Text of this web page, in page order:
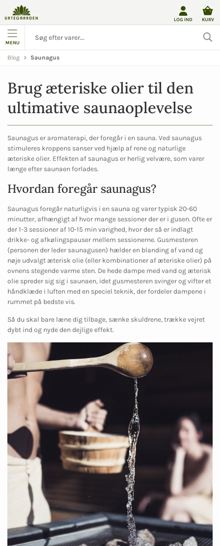
LOG IND KURV
MENU
Blog Saunagus
Brug æteriske olier til den
ultimative saunaoplevelse
Saunagus er aromaterapi, der foregår i en sauna. Ved saunagus
stimuleres kroppens sanser ved hjælp af rene og naturlige
æteriske olier. Effekten af saunagus er herlig velvære, som varer
længe efter saunaen forlades.
Hvordan foregår saunagus?
Saunagus foregår naturligvis i en sauna og varer typisk 20-60
minutter, afhængigt af hvor mange sessioner der er i gusen. Ofte er
der 1-3 sessioner af 10-15 min varighed, hvor der så er indlagt
drikke- og afkølingspauser mellem sessionerne. Gusmesteren
(personen der leder saunagusen) hælder en blanding af vand og
nøje udvalgt æterisk olie (eller kombinationer af æteriske olier) på
ovnens stegende varme sten. De hede dampe med vand og æterisk
olie spreder sig sig i saunaen, idet gusmesteren svinger og vifter et
håndklæde i luften med en speciel teknik, der fordeler dampene i
rummet på bedste vis.
Så du skal bare læne dig tilbage, sænke skuldrene, trække vejret
dybt ind og nyde den dejlige effekt.